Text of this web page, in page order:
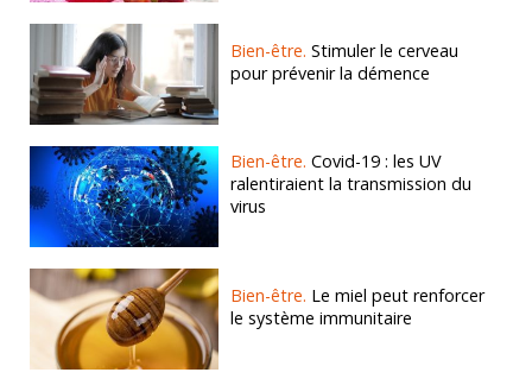
Bien-être. Stimuler le cerveau
pour prévenir la démence
Bien-être. Covid-19 : les UV
ralentiraient la transmission du
virus
Bien-être. Le miel peut renforcer
le système immunitaire